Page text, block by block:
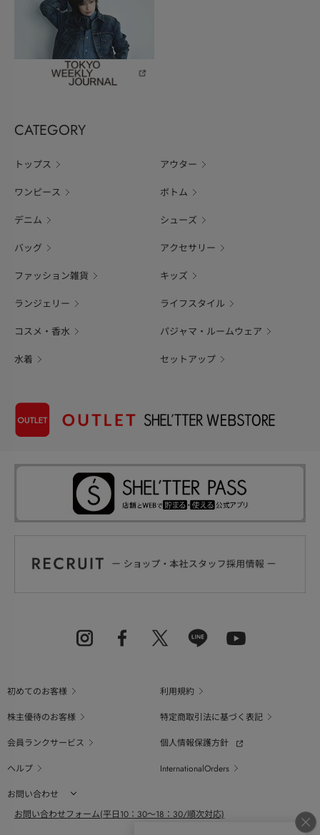
CATEGORY
トップス アウター
ワンピース ボトム
デニム シューズ
バッグ アクセサリー
ファッション雑貨 キッズ
ランジェリー ライフスタイル
コスメ・香水 パジャマ・ルームウェア
水着 セットアップ
初めてのお客様
利用規約
株主優待のお客様
特定商取引法に基づく表記
会員ランクサービス
個人情報保護方針
ヘルプ
InternationalOrders
お問い合わせ
お問い合わせフォーム(平日10：30～18：30/順次対応)